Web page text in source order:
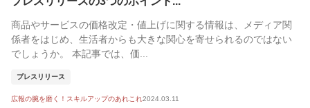
商品やサービスの価格改定・値上げに関する情報は、メディア関
係者をはじめ、生活者からも大きな関心を寄せられるのではない
でしょうか。 本記事では、価...
プレスリリース
広報の腕を磨く！スキルアップのあれこれ2024.03.11